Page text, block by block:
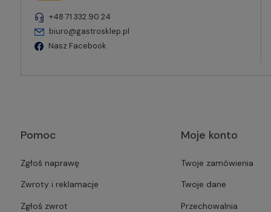
+48 71 332 90 24
biuro@gastrosklep.pl
Nasz Facebook
Pomoc
Zgłoś naprawę
Zwroty i reklamacje
Zgłoś zwrot
Moje konto
Twoje zamówienia
Twoje dane
Przechowalnia